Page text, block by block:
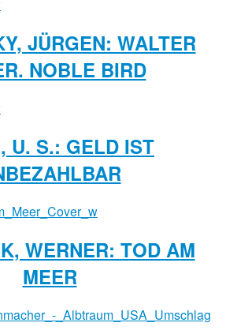
JÜRGEN: WALTER
NOBLE BIRD
U. S.: GELD IST
WERNER: TOD AM
MEER